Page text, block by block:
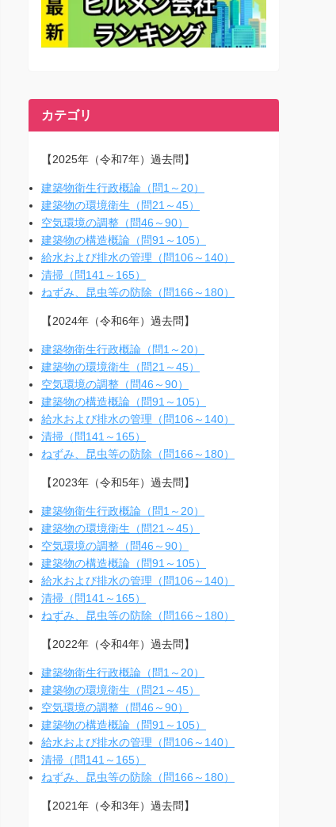
カテゴリ
【2025年（令和7年）過去問】
建築物衛生行政概論（問1～20）
建築物の環境衛生（問21～45）
空気環境の調整（問46～90）
建築物の構造概論（問91～105）
給水および排水の管理（問106～140）
清掃（問141～165）
ねずみ、昆虫等の防除（問166～180）
【2024年（令和6年）過去問】
建築物衛生行政概論（問1～20）
建築物の環境衛生（問21～45）
空気環境の調整（問46～90）
建築物の構造概論（問91～105）
給水および排水の管理（問106～140）
清掃（問141～165）
ねずみ、昆虫等の防除（問166～180）
【2023年（令和5年）過去問】
建築物衛生行政概論（問1～20）
建築物の環境衛生（問21～45）
空気環境の調整（問46～90）
建築物の構造概論（問91～105）
給水および排水の管理（問106～140）
清掃（問141～165）
ねずみ、昆虫等の防除（問166～180）
【2022年（令和4年）過去問】
建築物衛生行政概論（問1～20）
建築物の環境衛生（問21～45）
空気環境の調整（問46～90）
建築物の構造概論（問91～105）
給水および排水の管理（問106～140）
清掃（問141～165）
ねずみ、昆虫等の防除（問166～180）
【2021年（令和3年）過去問】